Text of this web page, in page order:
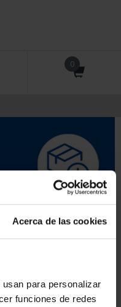
Acerca de las cookies
para personalizar
funciones de redes
0